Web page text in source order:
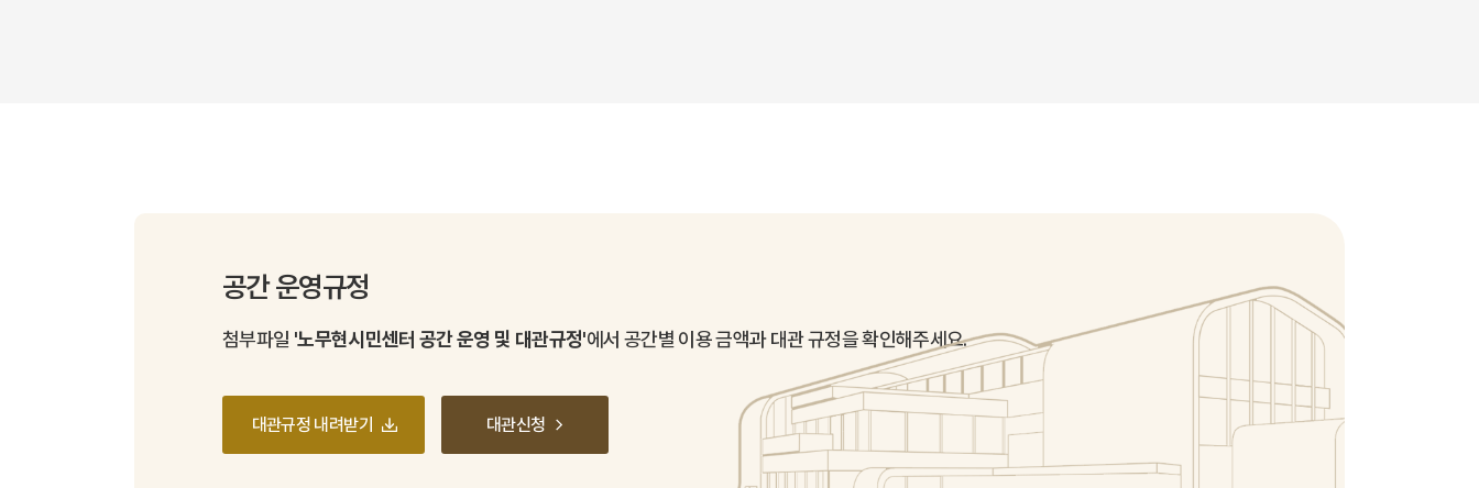
공간 운영규정
첨부파일 '노무현시민센터 공간 운영 및 대관규정'에서 공간별 이용 금액과 대관 규정을 확인해주세요.
대관규정 내려받기 대관신청